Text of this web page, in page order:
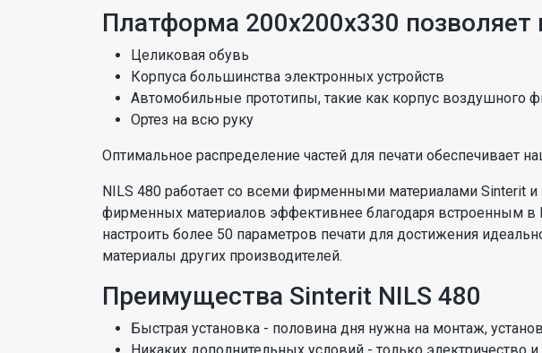
Платформа 200x200x330 позволяет
Целиковая обувь
Корпуса большинства электронных устройств
Автомобильные прототипы, такие как корпус воздушного
Ортез на всю руку
Оптимальное распределение частей для печати обеспечивает
NILS 480 работает со всеми фирменными материалами Sinterit
фирменных материалов эффективнее благодаря встроенным
настроить более 50 параметров печати для достижения
материалы других производителей.
Преимущества Sinterit NILS 480
Быстрая установка - половина дня нужна на монтаж,